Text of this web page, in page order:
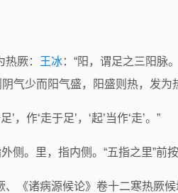
厥： 王冰：“阳，谓足之三阳脉
气少而阳气盛，阳盛则热，发为
，作‘走于足’，‘起’当作‘走’。”
侧。里，指内侧。“五指之里”前按
、《诸病源候论》卷十二寒热厥